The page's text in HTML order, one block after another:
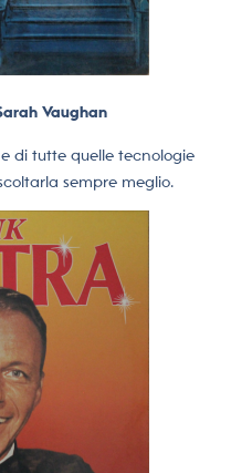
Vaughan
di tutte quelle tecnologie
sempre meglio.